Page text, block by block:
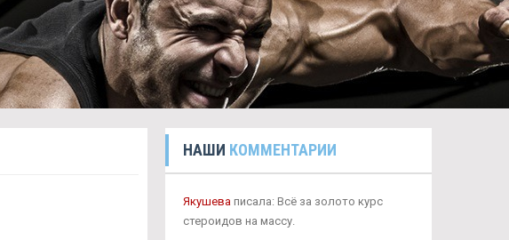
НАШИ КОММЕНТАРИИ
Якушеваписала: Всё за золото курс
стероидов на массу.